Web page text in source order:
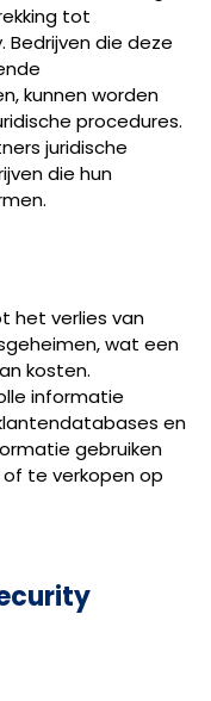
tot
Bedrijven die deze
kunnen worden
procedures.
juridische
die hun
het verlies van
wat een
kosten.
informatie
en
gebruiken
te verkopen op